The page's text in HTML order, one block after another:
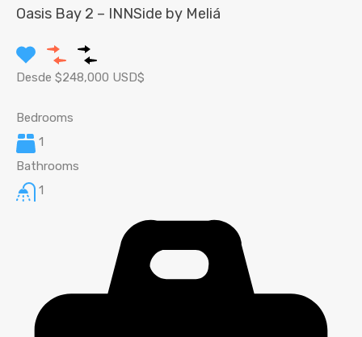
Oasis Bay 2 – INNSide by Meliá
Desde $248,000 USD$
Bedrooms
1
Bathrooms
1